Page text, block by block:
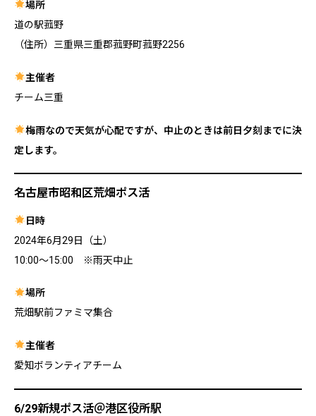
場所
道の駅菰野
（住所）三重県三重郡菰野町菰野2256
主催者
チーム三重
梅雨なので天気が心配ですが、中止のときは前日夕刻までに決
定します。
名古屋市昭和区荒畑ポス活
日時
2024年6月29日（土）
10:00〜15:00 ※雨天中止
場所
荒畑駅前ファミマ集合
主催者
愛知ボランティアチーム
6/29新規ポス活＠港区役所駅